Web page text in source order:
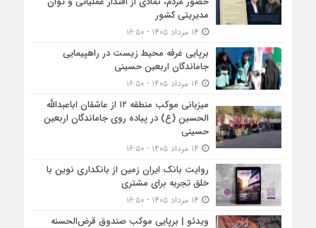
مدیریتی کشور
برپایی غرفه محیط زیست در راهپیمایی
جاماندگان اربعین حسینی
میزبانی موکب منطقه ۱۲ از عاشقان اباعبدالله
الحسین (ع) در پیاده روی جاماندگان اربعین
حسینی
روایت بانک ایران زمین از بانکداری نوین با
خلق تجربه برای مشتری
ویدئو | برپایی موکب صندوق قرض‌الحسنه